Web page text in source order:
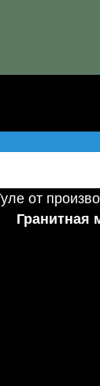
Гранитная